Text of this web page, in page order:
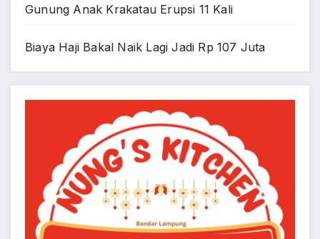
Gunung Anak Krakatau Erupsi 11 Kali
Biaya Haji Bakal Naik Lagi Jadi Rp 107 Juta